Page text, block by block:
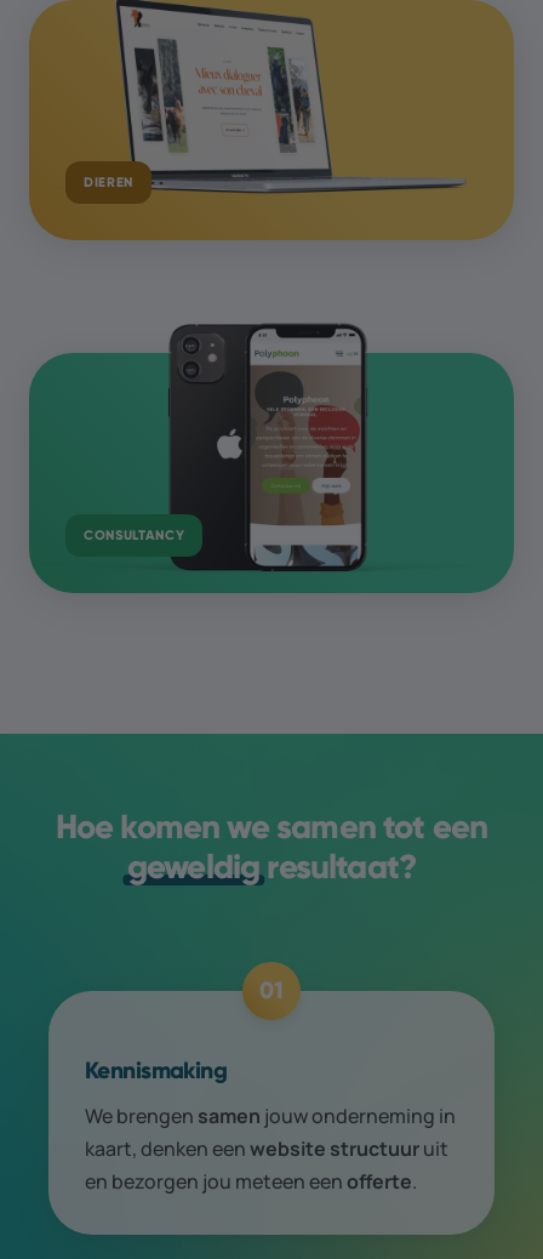
DIEREN
CONSULTANCY
Hoe komen we samen tot een
geweldigresultaat?
01
Kennismaking
We brengen samen jouw onder­neming in
kaart, denken eenweb­site structuuruit
en bezorgen jou meteen eenofferte.